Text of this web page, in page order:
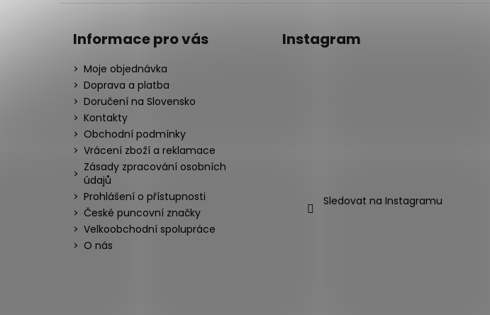
Informace pro vás
Moje objednávka
Doprava a platba
Doručení na Slovensko
Kontakty
Obchodní podmínky
Vrácení zboží a reklamace
Zásady zpracování osobních
údajů
Prohlášení o přístupnosti
České puncovní značky
Velkoobchodní spolupráce
O nás
Instagram
Sledovat na Instagramu